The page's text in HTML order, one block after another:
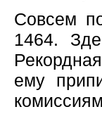
Совсем
1464.
ему